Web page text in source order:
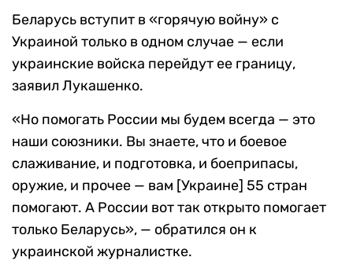
Беларусь вступит в «горячую войну» с
Украиной только в одном случае — если
украинские войска перейдут ее границу,
заявил Лукашенко.
«Но помогать России мы будем всегда — это
наши союзники. Вы знаете, что и боевое
слаживание, и подготовка, и боеприпасы,
оружие, и прочее — вам [Украине] 55 стран
помогают. А России вот так открыто помогает
только Беларусь», — обратился он к
украинской журналистке.